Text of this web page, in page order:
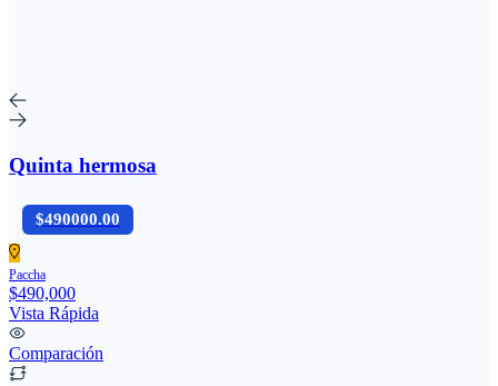
Quinta hermosa
$490000.00
Paccha
$490,000
Vista Rápida
Comparación